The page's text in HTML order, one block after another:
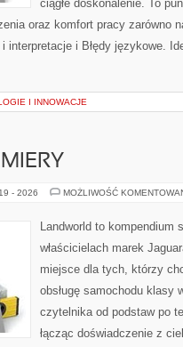
ciągłe doskonalenie. To
oraz komfort pracy zarówno
interpretacje i Błędy językowe.
I INNOWACJE
- 2026 MOŻLIWOŚĆ
Landworld to kompendium
właścicielach marek
miejsce dla tych, którzy
obsługę samochodu klasy
czytelnika od podstaw po
łącząc doświadczenie z